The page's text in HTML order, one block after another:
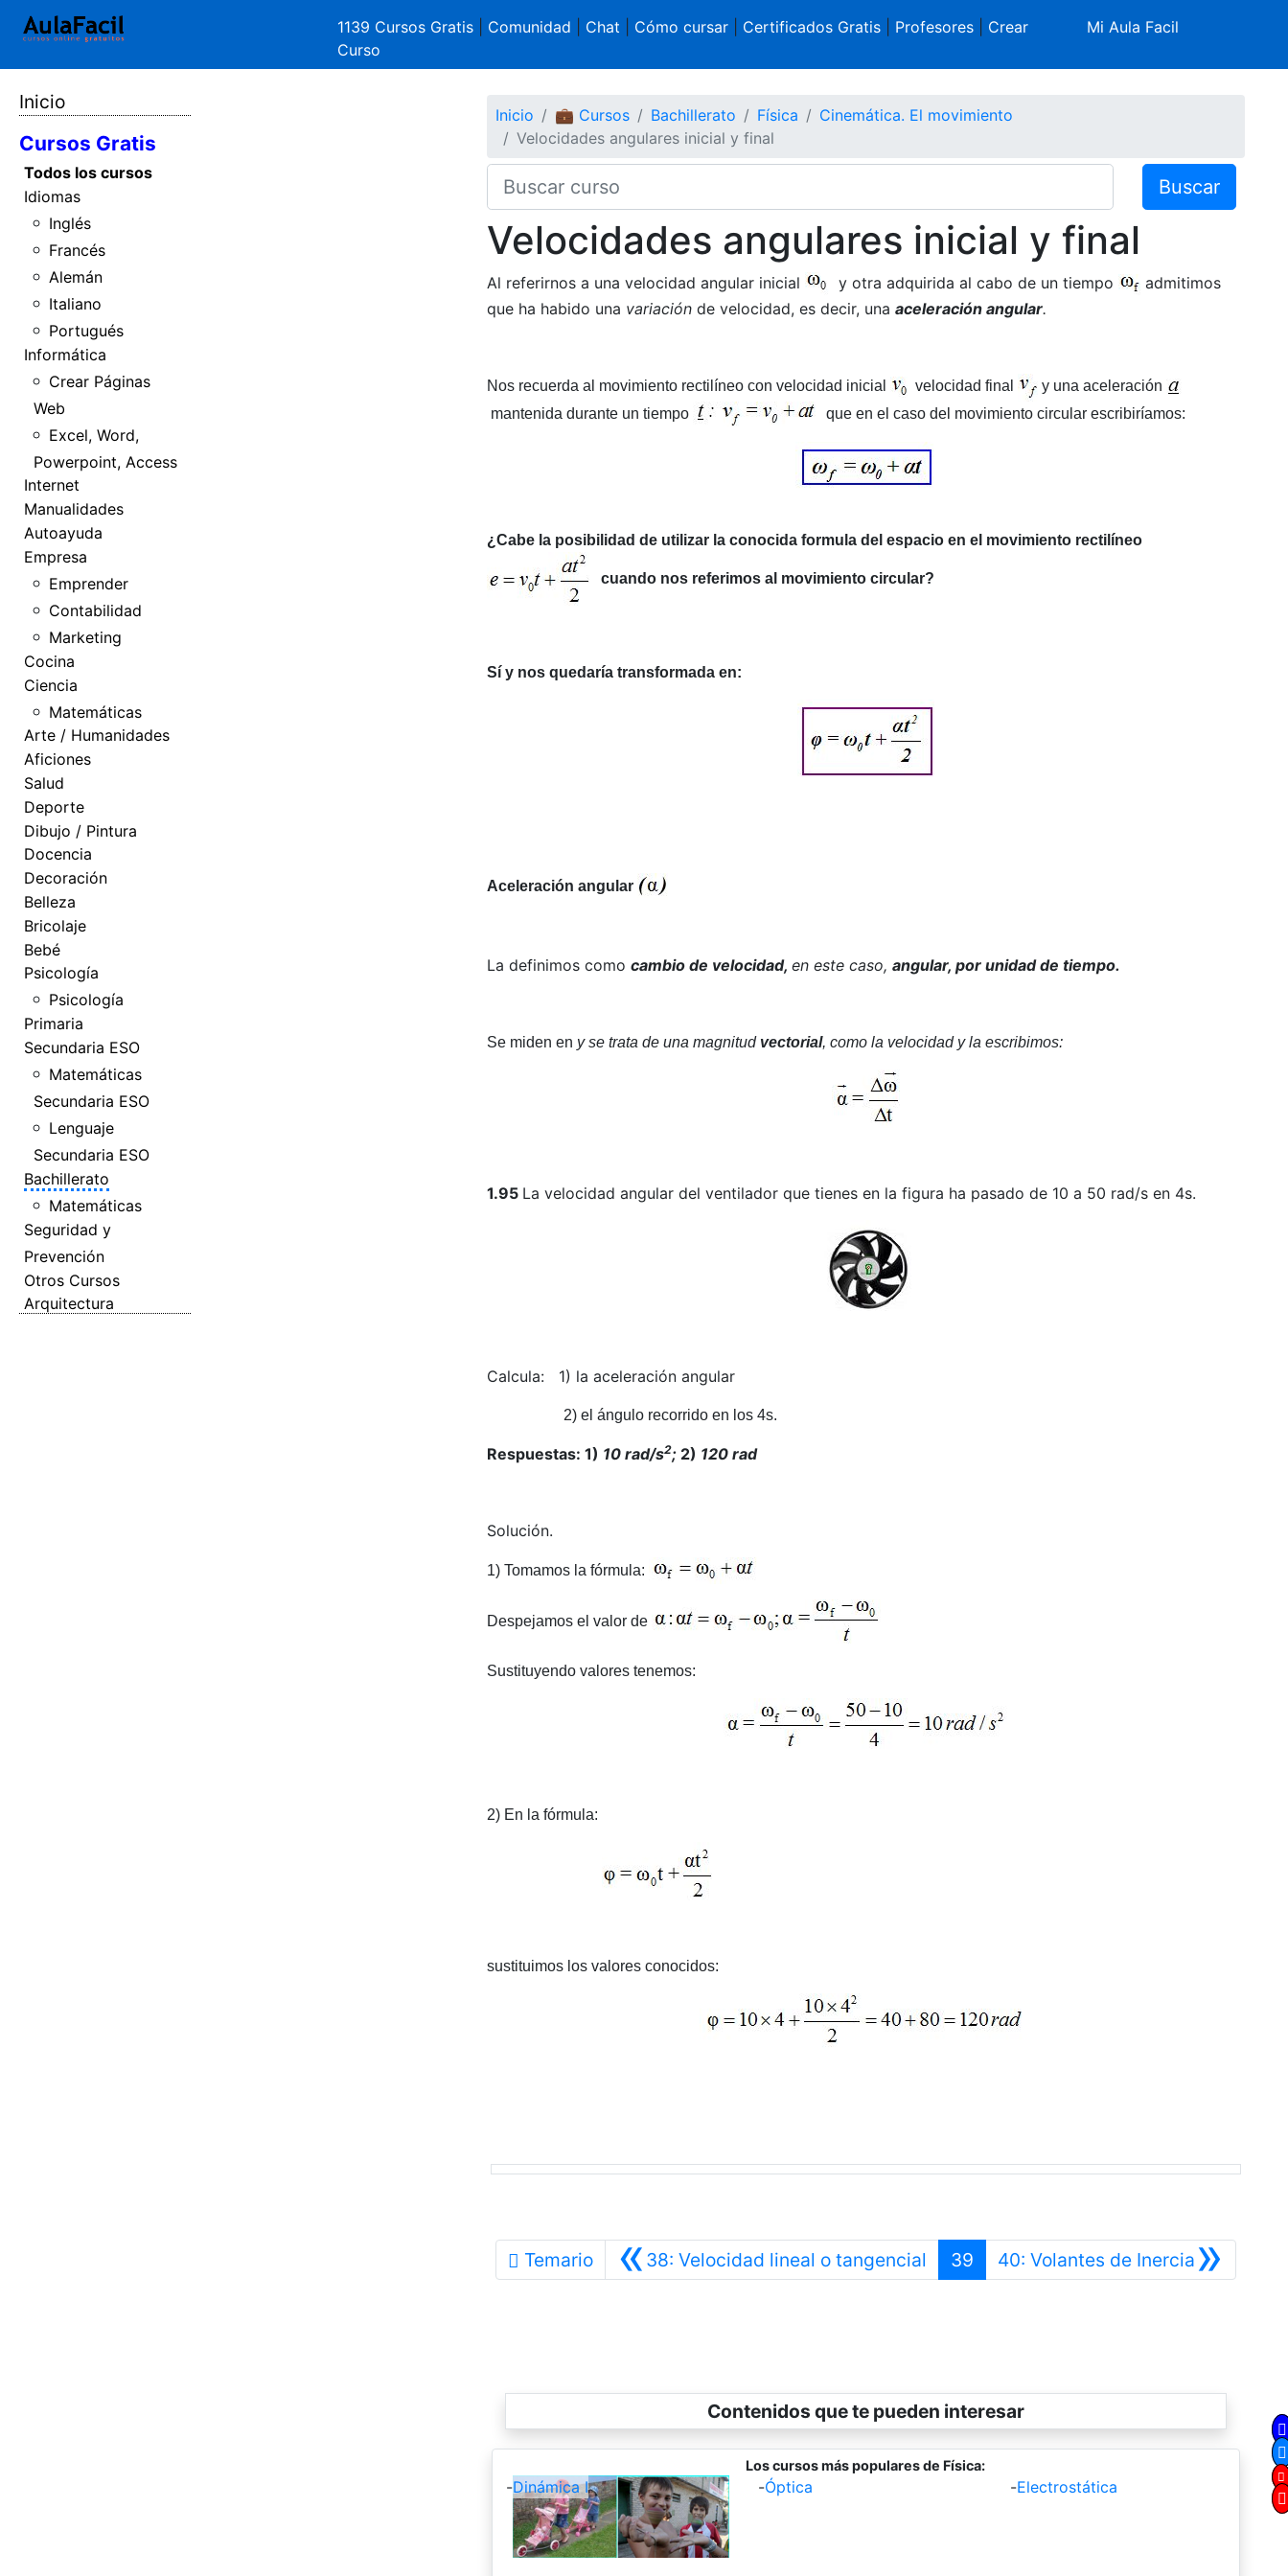
1139 Cursos Gratis Comunidad Chat Cómo cursar| Certificados Gratis| Profesores| Crear
Curso
Mi Aula Facil
Inicio
Cursos Gratis
Todos los cursos
Idiomas
Inglés
Francés
Alemán
Italiano
Portugués
Informática
Crear Páginas
Web
Excel, Word,
Powerpoint, Access
Internet
Manualidades
Autoayuda
Empresa
Emprender
Contabilidad
Marketing
Cocina
Ciencia
Matemáticas
Arte / Humanidades
Aficiones
Salud
Deporte
Dibujo / Pintura
Docencia
Decoración
Belleza
Bricolaje
Bebé
Psicología
Psicología
Primaria
Secundaria ESO
Matemáticas
Secundaria ESO
Lenguaje
Secundaria ESO
Bachillerato
Matemáticas
Seguridad y
Prevención
Otros Cursos
Arquitectura
Inicio 💼 Cursos Bachillerato Física
Cinemática. El movimiento
Velocidades angulares inicial y final
Buscar
Velocidades angulares inicial y final
Al referirnos a una velocidad angular inicial y otra adquirida al cabo de un tiempo
admitimos
que ha habido una variación de velocidad, es decir, una aceleración angular.
Nos recuerda al movimiento rectilíneo con velocidad inicial velocidad final
y una aceleración
mantenida durante un tiempo
que en el caso del movimiento circular escribiríamos:
¿Cabe la posibilidad de utilizar la conocida formula del espacio en el movimiento rectilíneo
cuando nos referimos al movimiento circular?
Sí y nos quedaría transformada en:
Aceleración angular
La definimos como cambio de velocidad, en este caso, angular, por unidad de tiempo.
Se miden en y se trata de una magnitud vectorial, como la velocidad y la escribimos:
1.95 La velocidad angular del ventilador que tienes en la figura ha pasado de 10 a 50 rad/s en 4s.
Calcula: 1) la aceleración angular
2) el ángulo recorrido en los 4s.
Respuestas: 1) 10 rad/s2; 2) 120 rad
Solución.
1) Tomamos la fórmula:
Despejamos el valor de
Sustituyendo valores tenemos:
2) En la fórmula:
sustituimos los valores conocidos:
Temario «38: Velocidad lineal o tangencial Anterior
39 »
40: Volantes de InerciaSiguiente
Contenidos que te pueden interesar
Los cursos más populares de Física:
-Dinámica I -Óptica -Electrostática